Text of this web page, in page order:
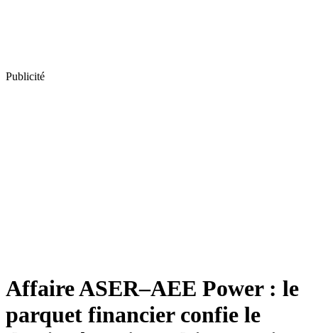
Publicité
Affaire ASER–AEE Power : le
parquet financier confie le